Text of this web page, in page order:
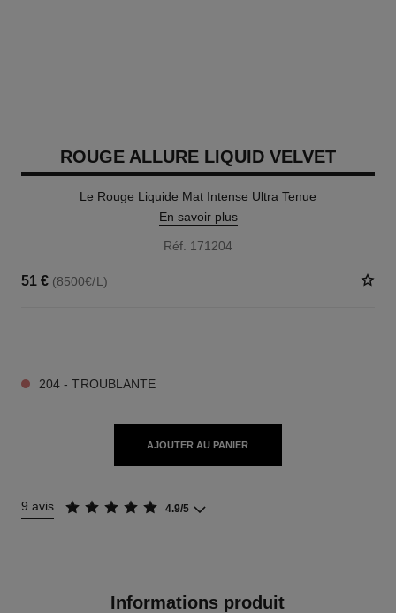
ROUGE ALLURE LIQUID VELVET
Le Rouge Liquide Mat Intense Ultra Tenue
En savoir plus
Réf. 171204
51 € (8500€/L)
204 - TROUBLANTE
AJOUTER AU PANIER
9 avis 4.9/5
Informations produit